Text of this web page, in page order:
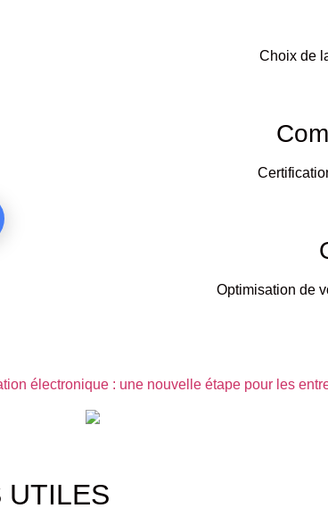
Choix de
Optimisation de
électronique : une nouvelle étape pour les
UTILES